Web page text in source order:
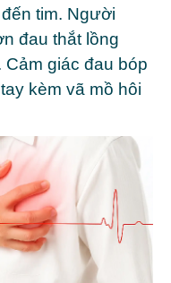
tim. Người
đau thắt lồng
giác đau bóp
kèm vã mồ hôi